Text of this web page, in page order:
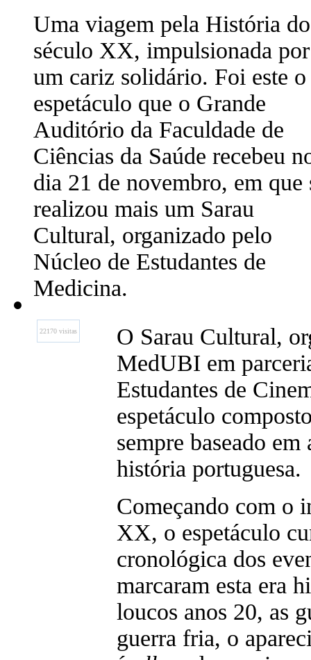
Uma viagem pela História do
século XX, impulsionada por
um cariz solidário. Foi este o
espetáculo que o Grande
Auditório da Faculdade de
Ciências da Saúde recebeu
dia 21 de novembro, em que
realizou mais um Sarau
Cultural, organizado pelo
Núcleo de Estudantes de
Medicina.
22170 visitas
O Sarau Cultural,
MedUBI em
Estudantes de
espetáculo
sempre baseado
história portuguesa.
Começando com o
XX, o espetáculo
cronológica dos
marcaram esta era
loucos anos 20, as
guerra fria, o